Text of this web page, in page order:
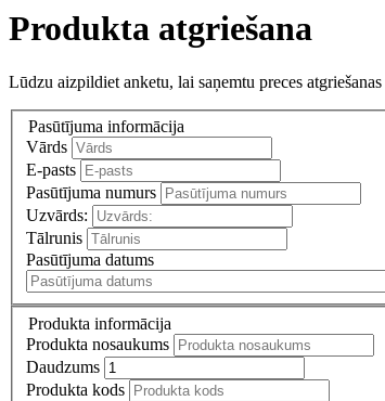
Produkta atgriešana
Lūdzu aizpildiet anketu, lai saņemtu preces
Pasūtījuma informācija
Vārds
E-pasts
Pasūtījuma numurs
Uzvārds:
Tālrunis
Pasūtījuma datums
Produkta informācija
Produkta nosaukums
Daudzums
Produkta kods